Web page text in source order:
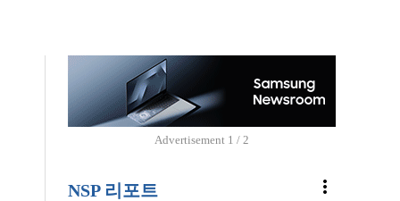
Advertisement 1 / 2
NSP 리포트 more_vert